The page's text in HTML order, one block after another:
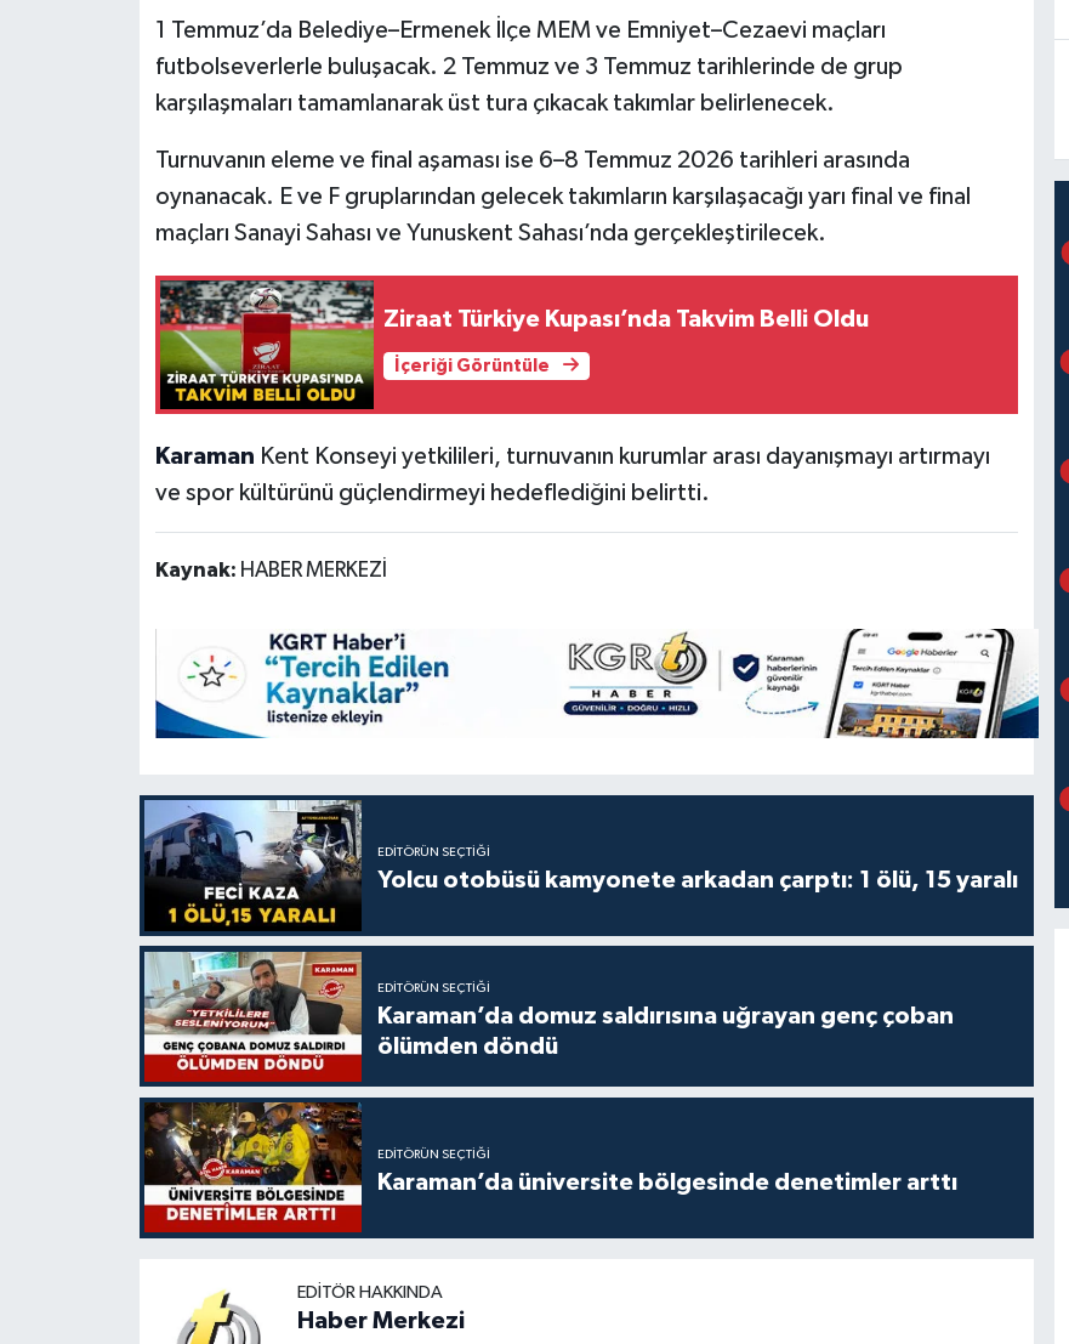
1 Temmuz’da Belediye–Ermenek İlçe MEM ve Emniyet–Cezaevi maçları
futbolseverlerle buluşacak. 2 Temmuz ve 3 Temmuz tarihlerinde de grup
karşılaşmaları tamamlanarak üst tura çıkacak takımlar belirlenecek.
Turnuvanın eleme ve final aşaması ise 6–8 Temmuz 2026 tarihleri arasında
oynanacak. E ve F gruplarından gelecek takımların karşılaşacağı yarı final ve final
maçları Sanayi Sahası ve Yunuskent Sahası’nda gerçekleştirilecek.
Ziraat Türkiye Kupası’nda Takvim Belli Oldu
İçeriği Görüntüle
Karaman Kent Konseyi yetkilileri, turnuvanın kurumlar arası dayanışmayı artırmayı
ve spor kültürünü güçlendirmeyi hedeflediğini belirtti.
Kaynak: HABER MERKEZİ
EDITÖRÜN SEÇTIĞI
Yolcu otobüsü kamyonete arkadan çarptı: 1 ölü, 15 yaralı
EDITÖRÜN SEÇTIĞI
Karaman’da domuz saldırısına uğrayan genç çoban
ölümden döndü
EDITÖRÜN SEÇTIĞI
Karaman’da üniversite bölgesinde denetimler arttı
EDITÖR HAKKINDA
Haber Merkezi